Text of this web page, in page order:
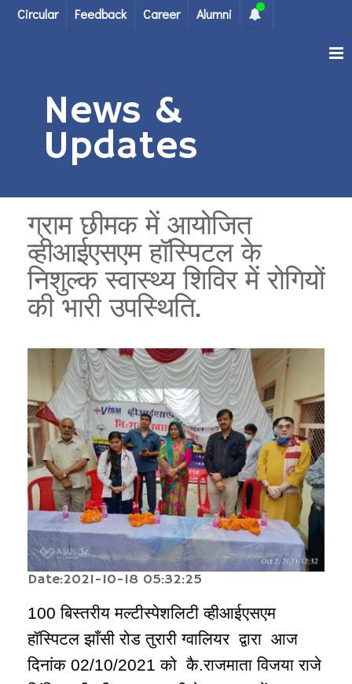
Circular Feedback Career Alumni
News &
Updates
ग्राम छीमक में आयोजित
व्हीआईएसएम हॉस्पिटल के
निशुल्क स्वास्थ्य शिविर में रोगियों
की भारी उपस्थिति.
Date:2021-10-18 05:32:25
100 बिस्तरीय मल्टीस्पेशलिटी व्हीआईएसएम
हॉस्पिटल झाँसी रोड तुरारी ग्वालियर द्वारा आज
दिनांक 02/10/2021 को कै.राजमाता विजया राजे